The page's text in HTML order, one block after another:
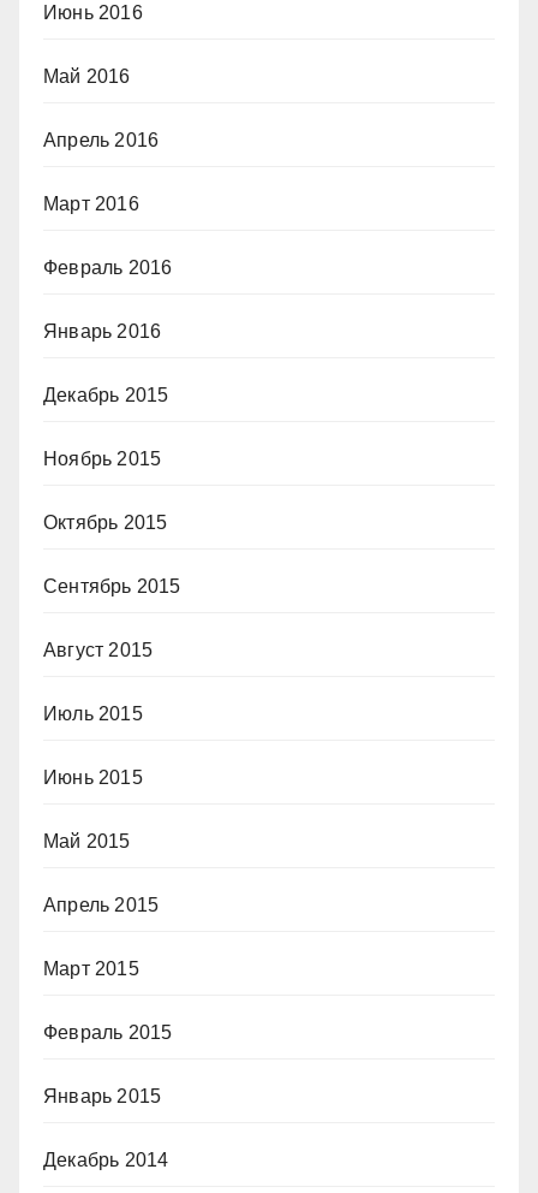
Июнь 2016
Май 2016
Апрель 2016
Март 2016
Февраль 2016
Январь 2016
Декабрь 2015
Ноябрь 2015
Октябрь 2015
Сентябрь 2015
Август 2015
Июль 2015
Июнь 2015
Май 2015
Апрель 2015
Март 2015
Февраль 2015
Январь 2015
Декабрь 2014